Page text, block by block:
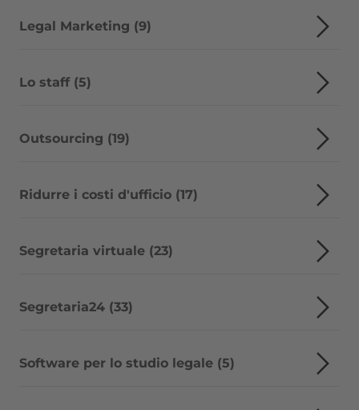
Legal Marketing (9)
Lo staff (5)
Outsourcing (19)
Ridurre i costi d'ufficio (17)
Segretaria virtuale (23)
Segretaria24 (33)
Software per lo studio legale (5)